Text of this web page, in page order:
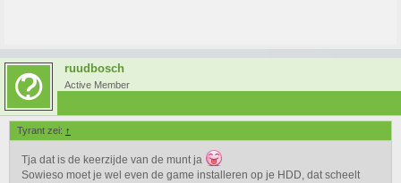
ruudbosch
Active Member
Tyrant zei: ↑
Tja dat is de keerzijde van de munt ja
Sowieso moet je wel even de game installeren op je HDD, dat scheelt